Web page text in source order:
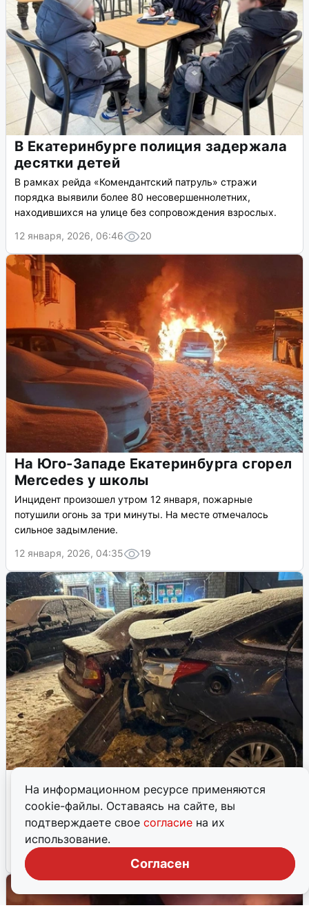
На информационном ресурсе применяются
cookie-файлы. Оставаясь на сайте, вы
подтверждаете свое согласие на их
использование.
Согласен
В Екатеринбурге полиция задержала
десятки детей
В рамках рейда «Комендантский патруль» стражи
порядка выявили более 80 несовершеннолетних,
находившихся на улице без сопровождения взрослых.
12 января, 2026, 06:46
20
На Юго-Западе Екатеринбурга сгорел
Mercedes у школы
Инцидент произошел утром 12 января, пожарные
потушили огонь за три минуты. На месте отмечалось
сильное задымление.
12 января, 2026, 04:35
19
Водитель кроссовера скрылся с
места аварии на ЖБИ
получили серьёзные повреждения.
12 января, 2026, 03:25